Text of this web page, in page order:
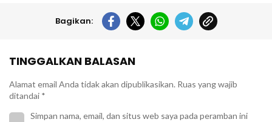
Bagikan:
TINGGALKAN BALASAN
Alamat email Anda tidak akan dipublikasikan. Ruas yang wajib
ditandai *
Simpan nama, email, dan situs web saya pada peramban ini